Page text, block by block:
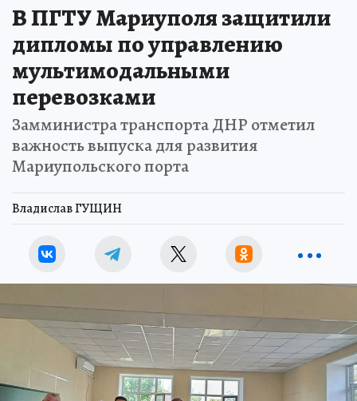
В ПГТУ Мариуполя защитили
дипломы по управлению
мультимодальными
перевозками
Замминистра транспорта ДНР отметил
важность выпуска для развития
Мариупольского порта
Владислав ГУЩИН